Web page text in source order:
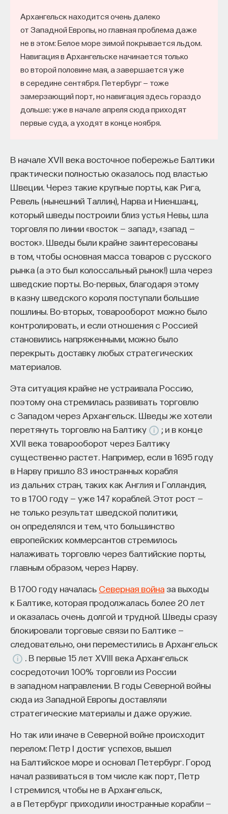
Архангельск находится очень далеко
от Западной Европы, но главная проблема даже
не в этом: Белое море зимой покрывается льдом.
Навигация в Архангельске начинается только
во второй половине мая, а завершается уже
в середине сентября. Петербург — тоже
замерзающий порт, но навигация здесь гораздо
дольше: уже в начале апреля сюда приходят
первые суда, а уходят в конце ноября.
В начале XVII века восточное побережье Балтики
практически полностью оказалось под властью
Швеции. Через такие крупные порты, как Рига,
Ревель (нынешний Таллин), Нарва и Ниеншанц,
который шведы построили близ устья Невы, шла
торговля по линии «восток — запад», «запад —
восток». Шведы были крайне заинтересованы
в том, чтобы основная масса товаров с русского
рынка (а это был колоссальный рынок!) шла через
шведские порты. Во-первых, благодаря этому
в казну шведского короля поступали большие
пошлины. Во-вторых, товарооборот можно было
контролировать, и если отношения с Россией
становились напряженными, можно было
перекрыть доставку любых стратегических
материалов.
Эта ситуация крайне не устраивала Россию,
поэтому она стремилась развивать торговлю
с Западом через Архангельск. Шведы же хотели
перетянуть торговлю на Балтику
; и в конце
XVII века товарооборот через Балтику
существенно растет. Например, если в 1695 году
в Нарву пришло 83 иностранных корабля
из дальних стран, таких как Англия и Голландия,
то в 1700 году — уже 147 кораблей. Этот рост —
не только результат шведской политики,
он определялся и тем, что большинство
европейских коммерсантов стремилось
налаживать торговлю через балтийские порты,
главным образом, через Нарву.
В 1700 году началась Северная война за выходы
к Балтике, которая продолжалась более 20 лет
и оказалась очень долгой и трудной. Шведы сразу
блокировали торговые связи по Балтике —
следовательно, они переместились в Архангельск
. В первые 15 лет XVIII века Архангельск
сосредоточил 100% торговли из России
в западном направлении. В годы Северной войны
сюда из Западной Европы доставляли
стратегические материалы и даже оружие.
Но так или иначе в Северной войне происходит
перелом: Петр I достиг успехов, вышел
на Балтийское море и основал Петербург. Город
начал развиваться в том числе как порт, Петр
I стремился, чтобы не в Архангельск,
а в Петербург приходили иностранные корабли —